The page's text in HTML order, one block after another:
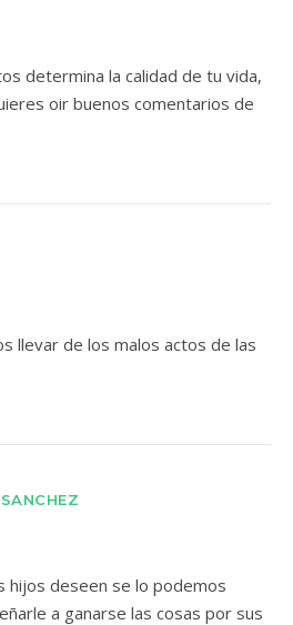
determina la calidad de tu vida,
oir buenos comentarios de
llevar de los malos actos de las
hijos deseen se lo podemos
a ganarse las cosas por sus